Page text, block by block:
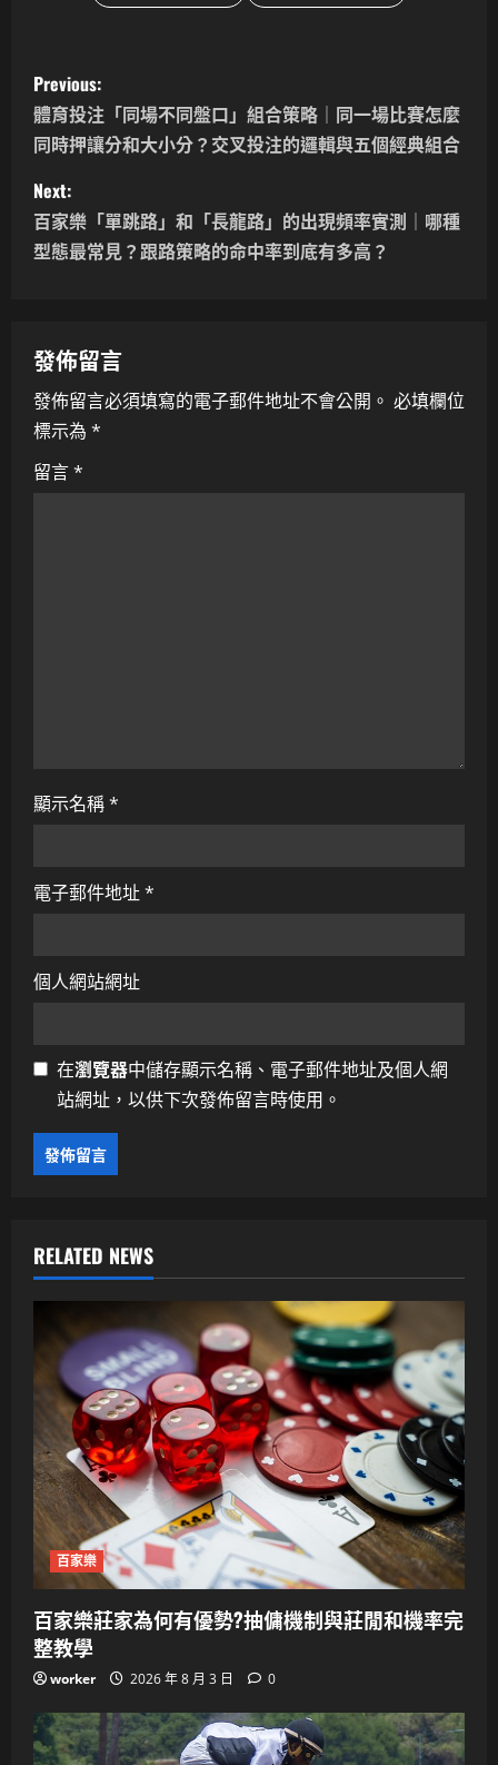
P
o
s
t
n
v
i
g
a
Previous:
體育投注「同場不同盤口」組合策略｜同一場比賽怎麼
同時押讓分和大小分？交叉投注的邏輯與五個經典組合
Next:
百家樂「單跳路」和「長龍路」的出現頻率實測｜哪種
型態最常見？跟路策略的命中率到底有多高？
發佈留言
發佈留言必須填寫的電子郵件地址不會公開。 必填欄位
標示為 *
留言*
顯示名稱*
電子郵件地址*
個人網站網址
在瀏覽器中儲存顯示名稱、電子郵件地址及個人網
站網址，以供下次發佈留言時使用。
RELATED NEWS
百家樂
百家樂莊家為何有優勢?抽傭機制與莊閒和機率完
整教學
worker 2026 年 8 月 3 日 0